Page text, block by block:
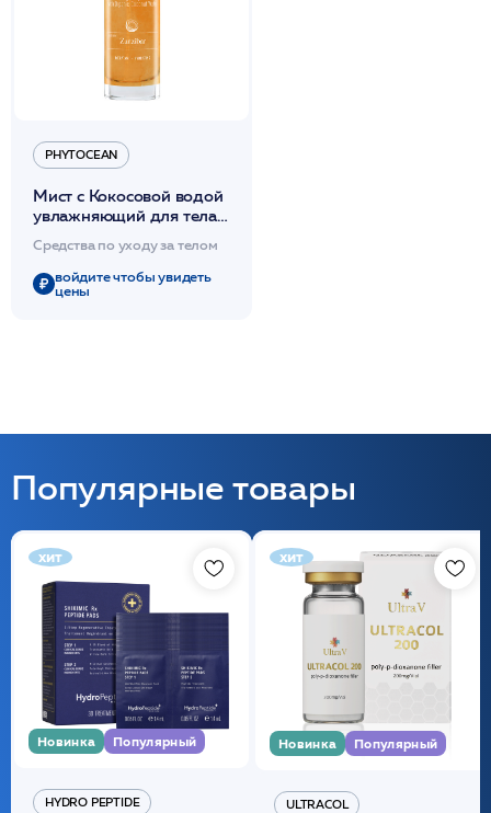
PHYTOCEAN
Мист с Кокосовой водой
увлажняющий для тела
Средства по уходу за телом
войдите чтобы увидеть
цены
Популярные товары
хит
Новинка Популярный
HYDRO PEPTIDE
хит
Новинка Популярный
ULTRACOL